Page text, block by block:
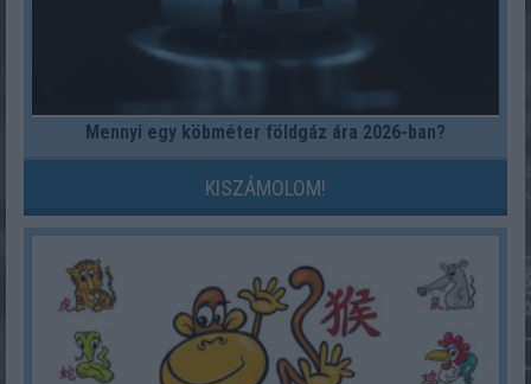
Mennyi egy köbméter földgáz ára 2026-ban?
KISZÁMOLOM!